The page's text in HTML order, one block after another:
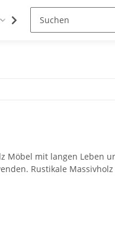
Wohnaccessoires
Möbel mit langen Leben
Rustikale